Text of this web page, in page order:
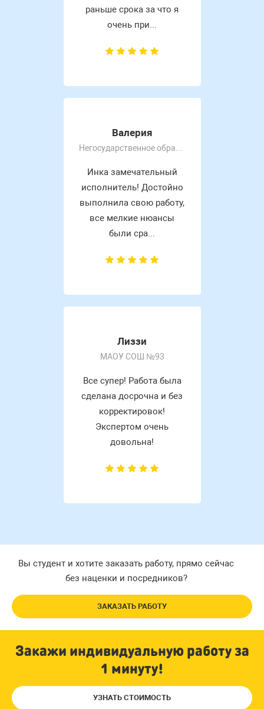
раньше срока за что я
очень при...
Валерия
Инка замечательный
исполнитель! Достойно
выполнила свою работу,
все мелкие нюансы
были сра...
Лиззи
МАОУ СОШ №93
Все супер! Работа была
сделана досрочна и без
корректировок!
Экспертом очень
довольна!
Вы студент и хотите заказать работу, прямо сейчас
без наценки и посредников?
ЗАКАЗАТЬ РАБОТУ
Закажи индивидуальную работу за
1 минуту!
УЗНАТЬ СТОИМОСТЬ